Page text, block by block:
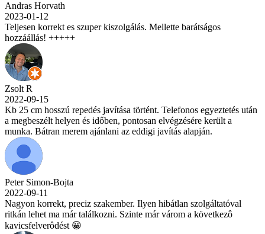
Andras Horvath
2023-01-12
Teljesen korrekt es szuper kiszolgálás. Mellette barátságos
hozzáállás! +++++
Zsolt R
2022-09-15
Kb 25 cm hosszú repedés javítása történt. Telefonos egyeztetés után
a megbeszélt helyen és időben, pontosan elvégzésére került a
munka. Bátran merem ajánlani az eddigi javítás alapján.
Peter Simon-Bojta
2022-09-11
Nagyon korrekt, preciz szakember. Ilyen hibátlan szolgáltatóval
ritkán lehet ma már találkozni. Szinte már várom a következô
kavicsfelverôdést 😀